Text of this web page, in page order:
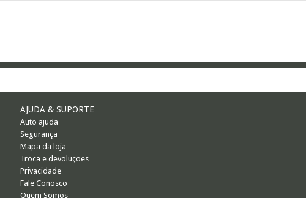
AJUDA & SUPORTE
Auto ajuda
Segurança
Mapa da loja
Troca e devoluções
Privacidade
Fale Conosco
Quem Somos